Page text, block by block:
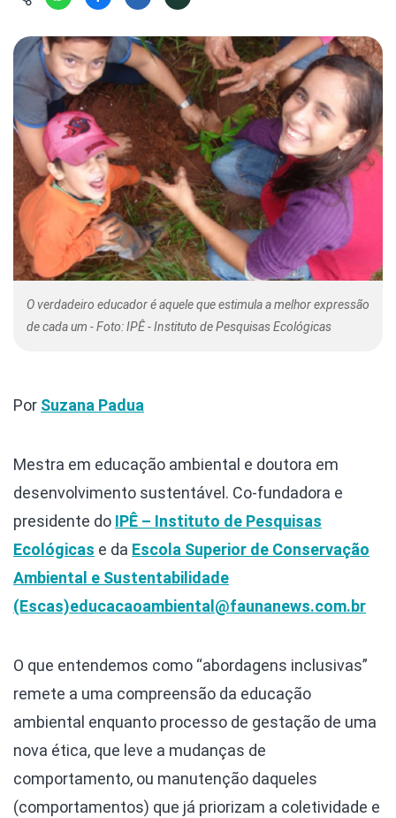
Na Linha
Olha o
Photo
Políticas
Saúde,
Segunda
Túnel do
Universo
Livros do
Nova
Missão
Cursos
O verdadeiro educador é aquele que estimula a melhor expressão
de cada um - Foto: IPÊ - Instituto de Pesquisas Ecológicas
Por Suzana Padua
Mestra em educação ambiental e doutora em
desenvolvimento sustentável. Co-fundadora e
presidente do IPÊ – Instituto de Pesquisas
Ecológicas e da Escola Superior de Conservação
Ambiental e Sustentabilidade
(Escas)educacaoambiental@faunanews.com.br
O que entendemos como “abordagens inclusivas”
remete a uma compreensão da educação
ambiental enquanto processo de gestação de uma
nova ética, que leve a mudanças de
comportamento, ou manutenção daqueles
(comportamentos) que já priorizam a coletividade e